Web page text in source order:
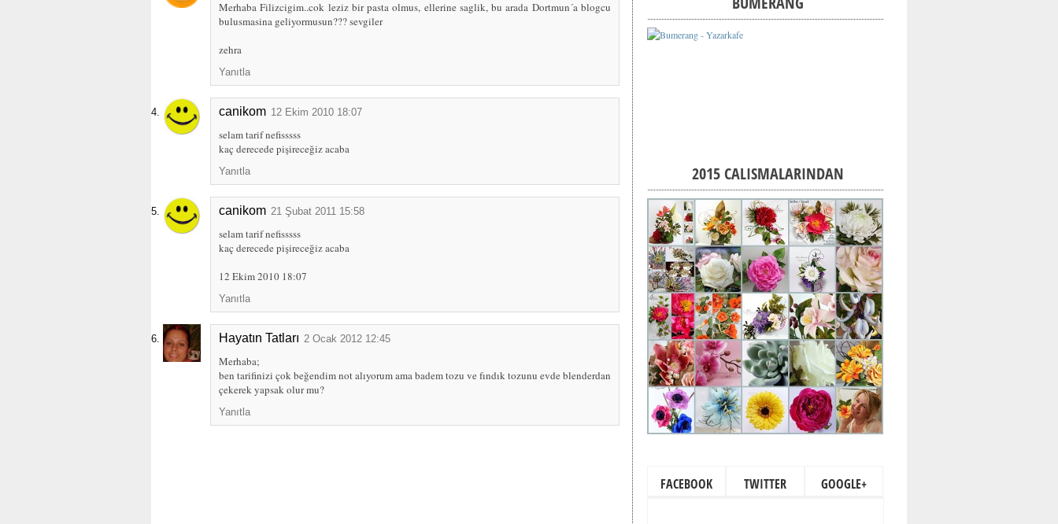
Merhaba Filizcigim..cok leziz bir pasta olmus, ellerine saglik, bu arada Dortmun´a blogcu
bulusmasina geliyormusun??? sevgiler
zehra
Yanıtla
canikom 12 Ekim 2010 18:07
selam tarif nefisssss
kaç derecede pişireceğiz acaba
Yanıtla
canikom 21 Şubat 2011 15:58
selam tarif nefisssss
kaç derecede pişireceğiz acaba
12 Ekim 2010 18:07
Yanıtla
Hayatın Tatları 2 Ocak 2012 12:45
Merhaba;
ben tarifinizi çok beğendim not alıyorum ama badem tozu ve fındık tozunu evde blenderdan
çekerek yapsak olur mu?
Yanıtla
2015 CALISMALARINDAN
FACEBOOK TWITTER GOOGLE+